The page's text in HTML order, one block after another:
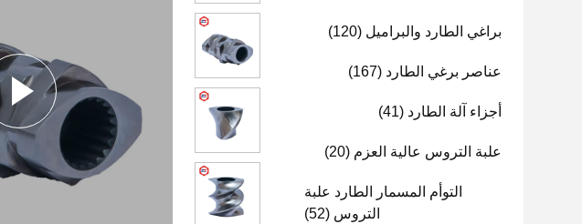
براغي الطارد والبراميل (120)
عناصر برغي الطارد (167)
أجزاء آلة الطارد (41)
علبة التروس عالية العزم (20)
التوأم المسمار الطارد علبة
التروس (52)